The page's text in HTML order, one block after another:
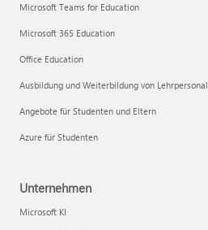
Microsoft Teams for Education
Microsoft 365 Education
Office Education
Ausbildung und Weiterbildung von Lehrpersonal
Angebote für Studenten und Eltern
Azure für Studenten
Unternehmen
Microsoft KI